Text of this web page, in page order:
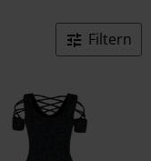
Filtern